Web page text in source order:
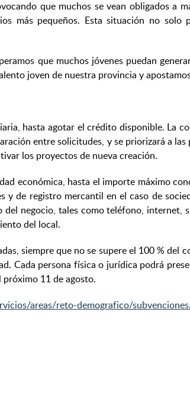
que muchos se vean obligados a
más pequeños. Esta situación no
que muchos jóvenes puedan
joven de nuestra provincia y
hasta agotar el crédito disponible. La
entre solicitudes, y se priorizará a
los proyectos de nueva creación.
económica, hasta el importe máximo
y de registro mercantil en el caso de
negocio, tales como teléfono, internet,
del local.
siempre que no se supere el 100 %
Cada persona física o jurídica podrá
11 de agosto.
areas/reto-demografico/